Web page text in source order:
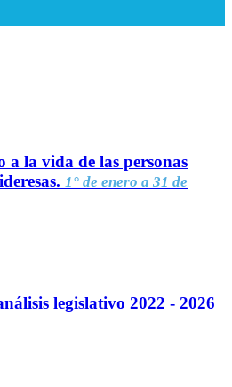
a la vida de las personas
1° de enero a 31 de
legislativo 2022 - 2026